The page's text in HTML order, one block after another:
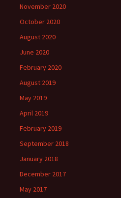
November 2020
October 2020
August 2020
June 2020
February 2020
August 2019
May 2019
April 2019
February 2019
September 2018
January 2018
December 2017
May 2017